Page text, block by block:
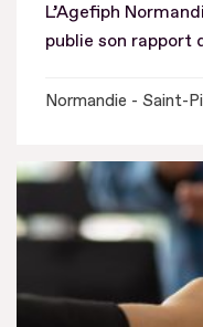
L’Agefiph
publie son rapport
Normandie - Saint-